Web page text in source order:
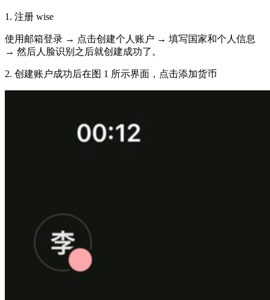
1. 注册 wise
使用邮箱登录 → 点击创建个人账户 → 填写国家和个人信息
→ 然后人脸识别之后就创建成功了。
2. 创建账户成功后在图 1 所示界面，点击添加货币